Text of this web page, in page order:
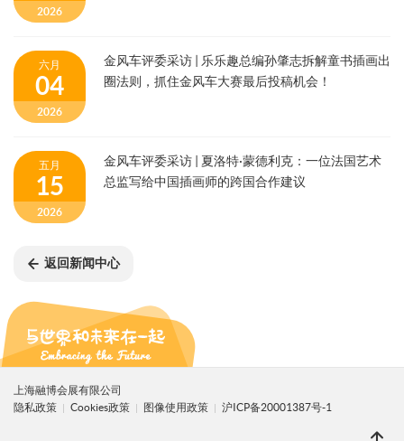
2026
六月
04
2026
金风车评委采访 | 乐乐趣总编孙肇志拆解童书插画出
圈法则，抓住金风车大赛最后投稿机会！
五月
15
2026
金风车评委采访 | 夏洛特·蒙德利克：一位法国艺术
总监写给中国插画师的跨国合作建议
返回新闻中心
上海融博会展有限公司
隐私政策
Cookies政策 图像使用政策 沪ICP备20001387号-1